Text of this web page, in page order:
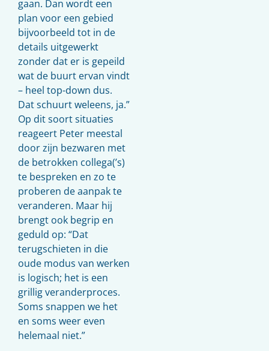
gaan. Dan wordt een
plan voor een gebied
bijvoorbeeld tot in de
details uitgewerkt
zonder dat er is gepeild
wat de buurt ervan vindt
– heel top-down dus.
Dat schuurt weleens, ja.”
Op dit soort situaties
reageert Peter meestal
door zijn bezwaren met
de betrokken collega(’s)
te bespreken en zo te
proberen de aanpak te
veranderen. Maar hij
brengt ook begrip en
geduld op: “Dat
terugschieten in die
oude modus van werken
is logisch; het is een
grillig veranderproces.
Soms snappen we het
en soms weer even
helemaal niet.”